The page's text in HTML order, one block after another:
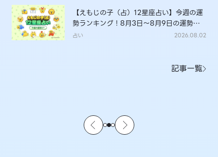
【えもじの子（占）12星座占い】今週の運
勢ランキング！8月3日～8月9日の運勢
は？
占い 2026.08.02
記事一覧